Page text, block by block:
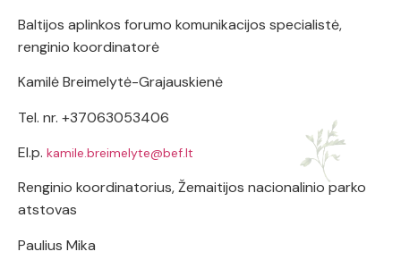
Baltijos aplinkos forumo komunikacijos specialistė,
renginio koordinatorė
Kamilė Breimelytė-Grajauskienė
Tel. nr. +37063053406
El.p. kamile.breimelyte@bef.lt
Renginio koordinatorius, Žemaitijos nacionalinio parko
atstovas
Paulius Mika